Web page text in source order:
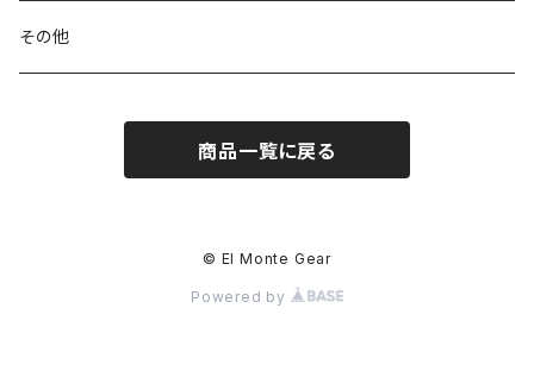
ボトル
スタッフサック
ナイフ / ツール
ハードシェル / レインウェア
ウェアアクセサリー
その他
商品一覧に戻る
© El Monte Gear
Powered by